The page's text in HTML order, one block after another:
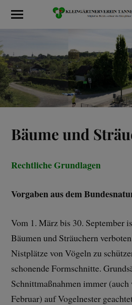
Bäume und
Rechtliche Grundlagen
Vorgaben aus dem
Vom 1. März bis 30. September
Bäumen und Sträuchern
Nistplätze von Vögeln zu
schonende Formschnitte.
Schnittmaßnahmen immer
Februar) auf Vogelnester